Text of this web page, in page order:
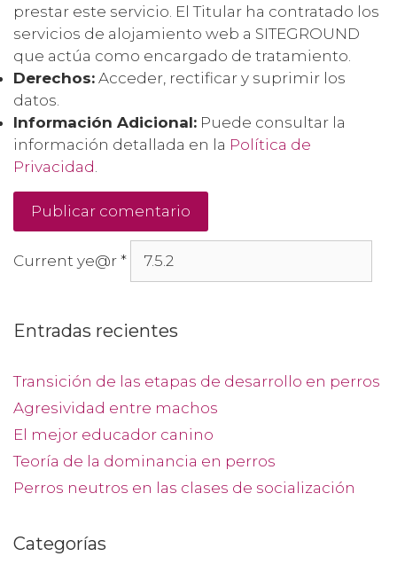
prestar este servicio. El Titular ha contratado los
servicios de alojamiento web a SITEGROUND
que actúa como encargado de tratamiento.
Derechos: Acceder, rectificar y suprimir los
datos.
Información Adicional: Puede consultar la
información detallada en la Política de
Privacidad
Current ye@r *
Entradas recientes
Transición de las etapas de desarrollo en perros
Agresividad entre machos
El mejor educador canino
Teoría de la dominancia en perros
Perros neutros en las clases de socialización
Categorías